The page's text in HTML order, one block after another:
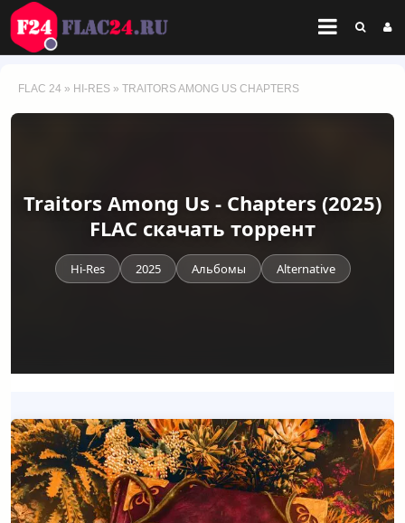
FLAC 24 » HI-RES » TRAITORS AMONG US CHAPTERS
Traitors Among Us - Chapters (2025)
FLAC скачать торрент
Hi-Res 2025 Альбомы Alternative